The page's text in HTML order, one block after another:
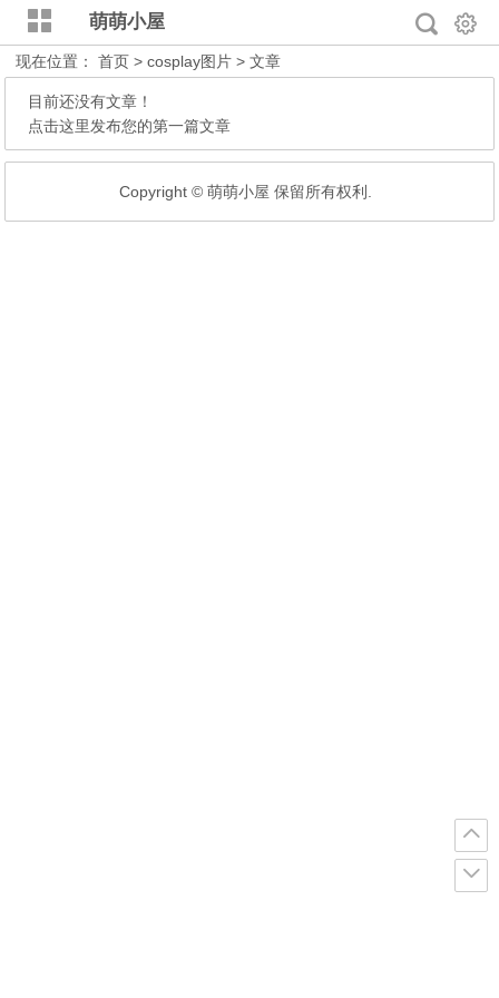
萌萌小屋
现在位置：首页 > cosplay图片 > 文章
目前还没有文章！
点击这里发布您的第一篇文章
Copyright © 萌萌小屋 保留所有权利.